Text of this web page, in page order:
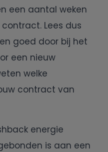
een aantal weken
Lees dus
goed door bij het
een nieuw
welke
contract van
energie
is aan een